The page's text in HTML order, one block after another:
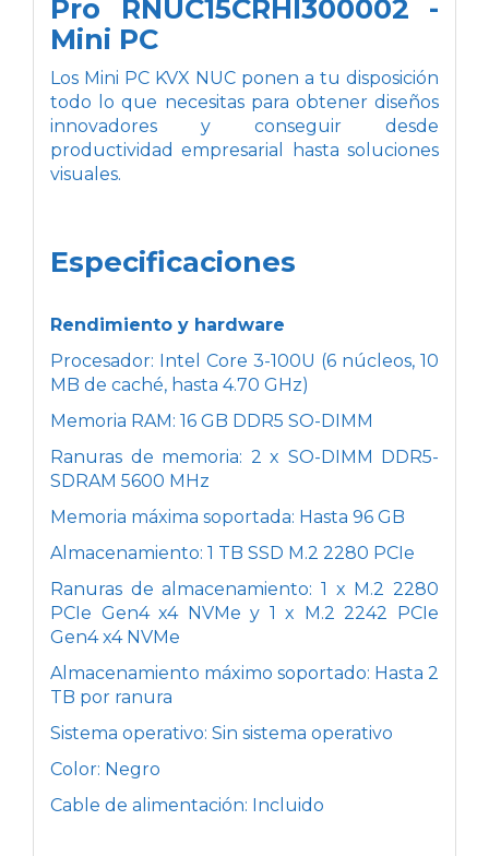
Pro RNUC15CRHI300002 -
Mini PC
Los Mini PC KVX NUC ponen a tu disposición
todo lo que necesitas para obtener diseños
innovadores y conseguir desde
productividad empresarial hasta soluciones
visuales.
Especificaciones
Rendimiento y hardware
Procesador: Intel Core 3-100U (6 núcleos, 10
MB de caché, hasta 4.70 GHz)
Memoria RAM: 16 GB DDR5 SO-DIMM
Ranuras de memoria: 2 x SO-DIMM DDR5-
SDRAM 5600 MHz
Memoria máxima soportada: Hasta 96 GB
Almacenamiento: 1 TB SSD M.2 2280 PCIe
Ranuras de almacenamiento: 1 x M.2 2280
PCIe Gen4 x4 NVMe y 1 x M.2 2242 PCIe
Gen4 x4 NVMe
Almacenamiento máximo soportado: Hasta 2
TB por ranura
Sistema operativo: Sin sistema operativo
Color: Negro
Cable de alimentación: Incluido